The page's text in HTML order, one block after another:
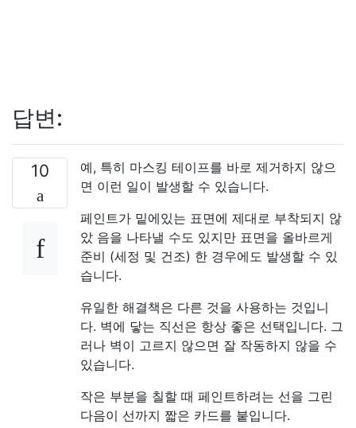
답변:
10
예, 특히 마스킹 테이프를 바로 제거하지 않으
면 이런 일이 발생할 수 있습니다.
페인트가 밑에있는 표면에 제대로 부착되지 않
았 음을 나타낼 수도 있지만 표면을 올바르게
준비 (세정 및 건조) 한 경우에도 발생할 수 있
습니다.
유일한 해결책은 다른 것을 사용하는 것입니
다. 벽에 닿는 직선은 항상 좋은 선택입니다. 그
러나 벽이 고르지 않으면 잘 작동하지 않을 수
있습니다.
작은 부분을 칠할 때 페인트하려는 선을 그린
다음이 선까지 짧은 카드를 붙입니다.